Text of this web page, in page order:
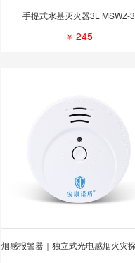
手提式水基灭火器3L MSWZ-3
￥ 245